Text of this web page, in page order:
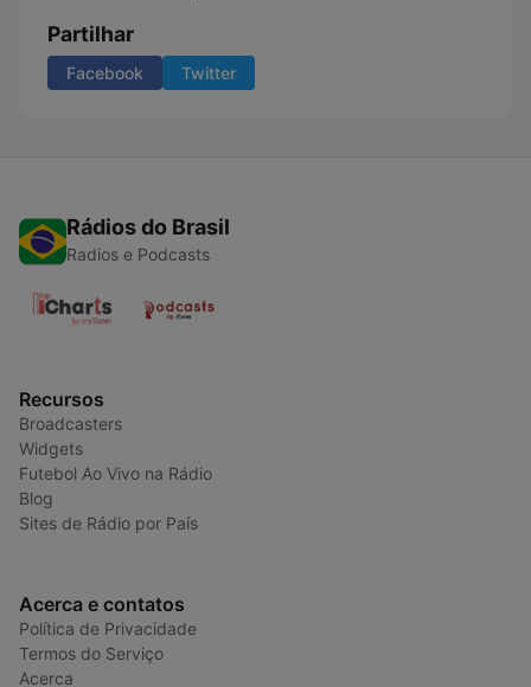
Partilhar
Facebook Twitter
Rádios do Brasil
Radios e Podcasts
Recursos
Broadcasters
Widgets
Futebol Ao Vivo na Rádio
Blog
Sites de Rádio por País
Acerca e contatos
Política de Privacidade
Termos do Serviço
Acerca